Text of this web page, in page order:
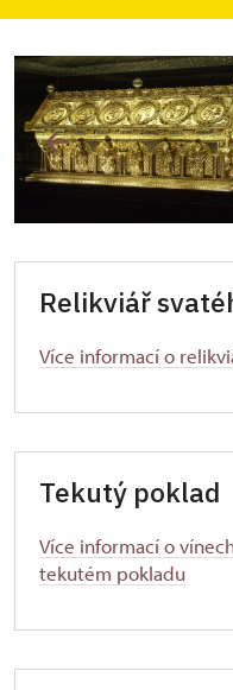
Relikviář
Více informací o
Tekutý poklad
Více informací o
tekutém pokladu